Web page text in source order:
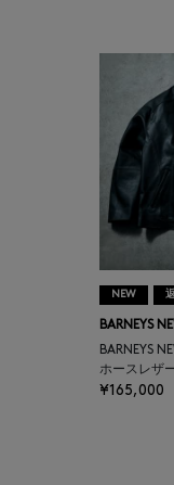
BARBA
NEW
BARNEYS
BARNEYS
ホースレザ
¥165,000